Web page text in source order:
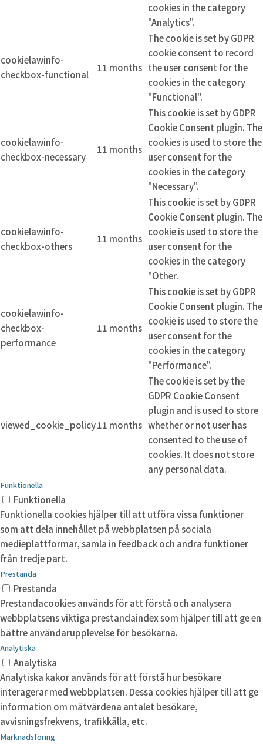
cookies in the category
"Analytics".
cookielawinfo-
checkbox-functional
11 months
The cookie is set by GDPR
cookie consent to record
the user consent for the
cookies in the category
"Functional".
cookielawinfo-
checkbox-necessary
11 months
This cookie is set by GDPR
Cookie Consent plugin. The
cookies is used to store the
user consent for the
cookies in the category
"Necessary".
cookielawinfo-
checkbox-others
11 months
This cookie is set by GDPR
Cookie Consent plugin. The
cookie is used to store the
user consent for the
cookies in the category
"Other.
cookielawinfo-
checkbox-
performance
11 months
This cookie is set by GDPR
Cookie Consent plugin. The
cookie is used to store the
user consent for the
cookies in the category
"Performance".
viewed_cookie_policy11 months
The cookie is set by the
GDPR Cookie Consent
plugin and is used to store
whether or not user has
consented to the use of
cookies. It does not store
any personal data.
Funktionella
Funktionella
Funktionella cookies hjälper till att utföra vissa funktioner
som att dela innehållet på webbplatsen på sociala
medieplattformar, samla in feedback och andra funktioner
från tredje part.
Prestanda
Prestanda
Prestandacookies används för att förstå och analysera
webbplatsens viktiga prestandaindex som hjälper till att ge en
bättre användarupplevelse för besökarna.
Analytiska
Analytiska
Analytiska kakor används för att förstå hur besökare
interagerar med webbplatsen. Dessa cookies hjälper till att ge
information om mätvärdena antalet besökare,
avvisningsfrekvens, trafikkälla, etc.
Marknadsföring